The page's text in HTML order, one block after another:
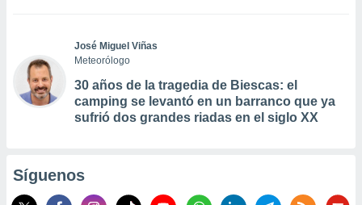
José Miguel Viñas
Meteorólogo
30 años de la tragedia de Biescas: el
camping se levantó en un barranco que ya
sufrió dos grandes riadas en el siglo XX
Síguenos